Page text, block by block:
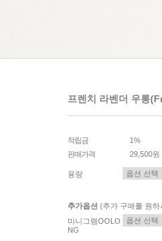
프렌치 라벤더 우롱
적립금
1%
판매가격
29,500원
용량
추가옵션 (추가 구매를 원
미니그램OOLO
NG